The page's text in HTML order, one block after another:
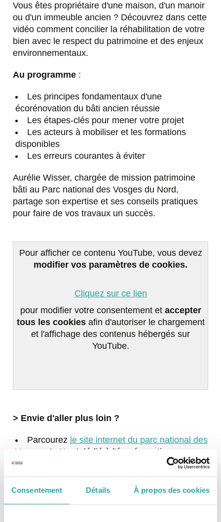
Consentement Détails À propos des cookies
Vous êtes propriétaire d'une maison, d'un manoir
ou d'un immeuble ancien ? Découvrez dans cette
vidéo comment concilier la réhabilitation de votre
bien avec le respect du patrimoine et des enjeux
environnementaux.
Au programme:
Les principes fondamentaux d'une
écorénovation du bâti ancien réussie
Les étapes-clés pour mener votre projet
Les acteurs à mobiliser et les formations
disponibles
Les erreurs courantes à éviter
Aurélie Wisser, chargée de mission patrimoine
bâti au Parc national des Vosges du Nord,
partage son expertise et ses conseils pratiques
pour faire de vos travaux un succès.
Pour afficher ce contenu YouTube, vous devez
modifier vos paramètres de cookies.
Cliquez sur ce lien
pour modifier votre consentement et accepter
tous les cookies afin d'autoriser le chargement
et l'affichage des contenus hébergés sur
YouTube.
> Envie d'aller plus loin ?
Parcourez le site internet du parc national des
Vosges du Nord
dédié à l'écorénovation pour y
découvrir leurs conseils, formations et
ressources.
Découvrez
le projet inspirant de ce couple